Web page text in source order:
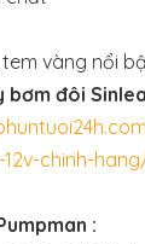
vàng nổi
đôi
chinh-
: